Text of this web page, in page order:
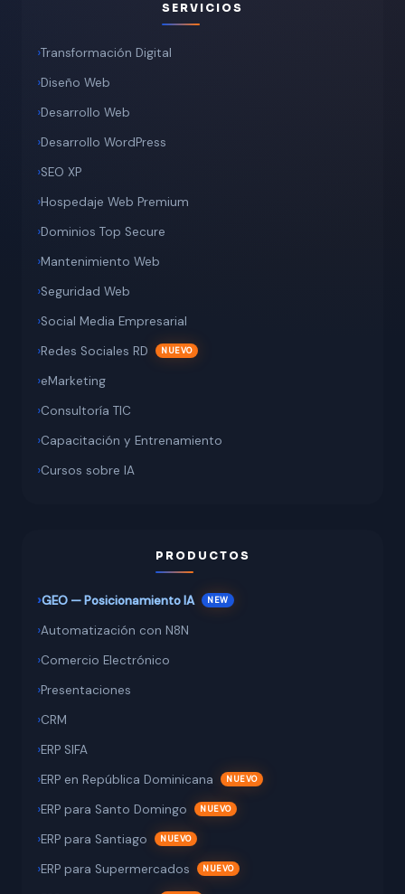
SERVICIOS
Transformación Digital
Diseño Web
Desarrollo Web
Desarrollo WordPress
SEO XP
Hospedaje Web Premium
Dominios Top Secure
Mantenimiento Web
Seguridad Web
Social Media Empresarial
Redes Sociales RD
eMarketing
Consultoría TIC
Capacitación y Entrenamiento
Cursos sobre IA
PRODUCTOS
GEO — Posicionamiento IA
Automatización con N8N
Comercio Electrónico
Presentaciones
CRM
ERP SIFA
ERP en República Dominicana
ERP para Santo Domingo
ERP para Santiago
ERP para Supermercados